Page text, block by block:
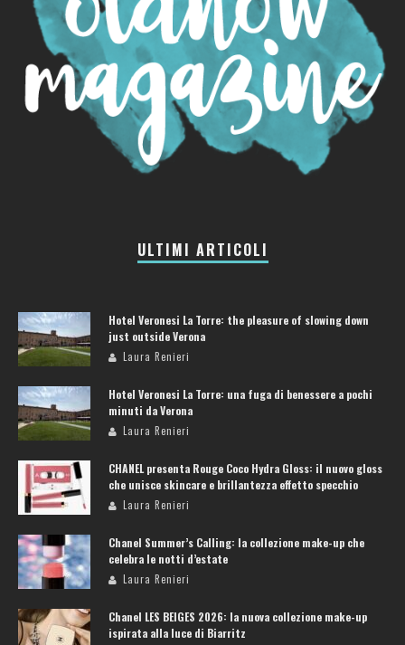
ULTIMI ARTICOLI
Hotel Veronesi La Torre: the pleasure of slowing down
just outside Verona
Laura Renieri
Hotel Veronesi La Torre: una fuga di benessere a pochi
minuti da Verona
Laura Renieri
CHANEL presenta Rouge Coco Hydra Gloss: il nuovo gloss
che unisce skincare e brillantezza effetto specchio
Laura Renieri
Chanel Summer’s Calling: la collezione make-up che
celebra le notti d’estate
Laura Renieri
Chanel LES BEIGES 2026: la nuova collezione make-up
ispirata alla luce di Biarritz